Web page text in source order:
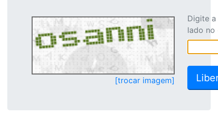
[trocar imagem]
Digite
lado no